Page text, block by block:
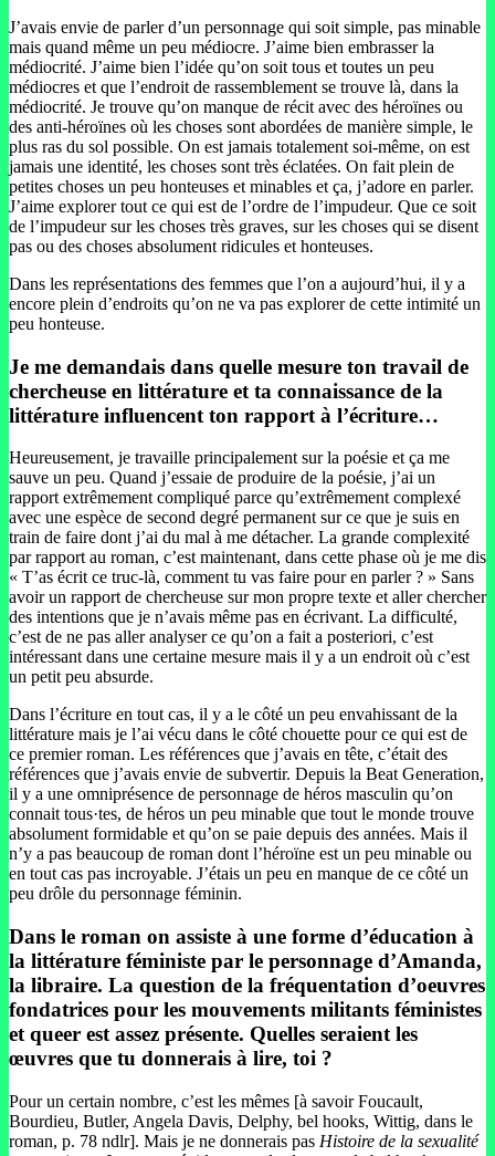
J’avais envie de parler d’un personnage qui soit simple, pas minable
mais quand même un peu médiocre. J’aime bien embrasser la
médiocrité. J’aime bien l’idée qu’on soit tous et toutes un peu
médiocres et que l’endroit de rassemblement se trouve là, dans la
médiocrité. Je trouve qu’on manque de récit avec des héroïnes ou
des anti-héroïnes où les choses sont abordées de manière simple, le
plus ras du sol possible. On est jamais totalement soi-même, on est
jamais une identité, les choses sont très éclatées. On fait plein de
petites choses un peu honteuses et minables et ça, j’adore en parler.
J’aime explorer tout ce qui est de l’ordre de l’impudeur. Que ce soit
de l’impudeur sur les choses très graves, sur les choses qui se disent
pas ou des choses absolument ridicules et honteuses.
Dans les représentations des femmes que l’on a aujourd’hui, il y a
encore plein d’endroits qu’on ne va pas explorer de cette intimité un
peu honteuse.
Je me demandais dans quelle mesure ton travail de
chercheuse en littérature et ta connaissance de la
littérature influencent ton rapport à l’écriture…
Heureusement, je travaille principalement sur la poésie et ça me
sauve un peu. Quand j’essaie de produire de la poésie, j’ai un
rapport extrêmement compliqué parce qu’extrêmement complexé
avec une espèce de second degré permanent sur ce que je suis en
train de faire dont j’ai du mal à me détacher. La grande complexité
par rapport au roman, c’est maintenant, dans cette phase où je me dis
« T’as écrit ce truc-là, comment tu vas faire pour en parler ? » Sans
avoir un rapport de chercheuse sur mon propre texte et aller chercher
des intentions que je n’avais même pas en écrivant. La difficulté,
c’est de ne pas aller analyser ce qu’on a fait a posteriori, c’est
intéressant dans une certaine mesure mais il y a un endroit où c’est
un petit peu absurde.
Dans l’écriture en tout cas, il y a le côté un peu envahissant de la
littérature mais je l’ai vécu dans le côté chouette pour ce qui est de
ce premier roman. Les références que j’avais en tête, c’était des
références que j’avais envie de subvertir. Depuis la Beat Generation,
il y a une omniprésence de personnage de héros masculin qu’on
connait tous·tes, de héros un peu minable que tout le monde trouve
absolument formidable et qu’on se paie depuis des années. Mais il
n’y a pas beaucoup de roman dont l’héroïne est un peu minable ou
en tout cas pas incroyable. J’étais un peu en manque de ce côté un
peu drôle du personnage féminin.
Dans le roman on assiste à une forme d’éducation à
la littérature féministe par le personnage d’Amanda,
la libraire. La question de la fréquentation d’oeuvres
fondatrices pour les mouvements militants féministes
et queer est assez présente. Quelles seraient les
œuvres que tu donnerais à lire, toi ?
Pour un certain nombre, c’est les mêmes [à savoir Foucault,
Bourdieu, Butler, Angela Davis, Delphy, bel hooks, Wittig, dans le
roman, p. 78 ndlr]. Mais je ne donnerais pas Histoire de la sexualité